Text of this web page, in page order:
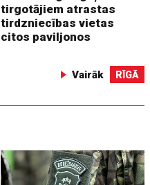
tirgotājiem atrastas
tirdzniecības vietas
citos paviljonos
Vairāk RĪGĀ